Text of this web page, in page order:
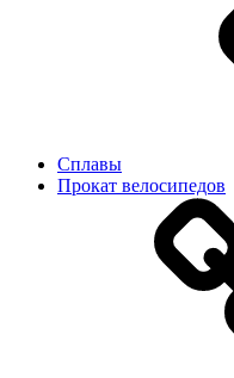
Сплавы
Прокат велосипедов